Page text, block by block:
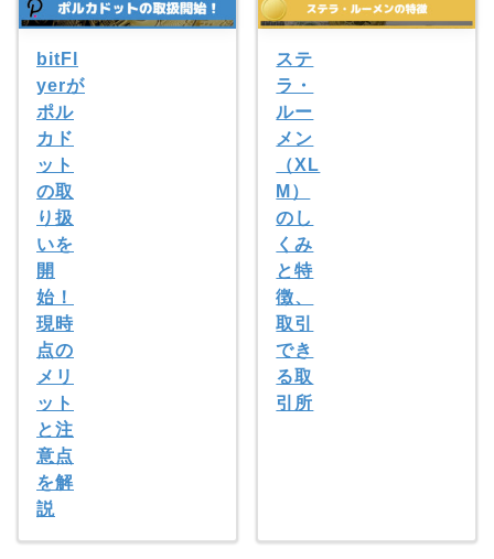
bitFl
yerが
ポル
カド
ット
の取
り扱
いを
開
始！
現時
点の
メリ
ット
と注
意点
を解
説
ステ
ラ・
ルー
メン
（XL
M）
のし
くみ
と特
徴、
取引
でき
る取
引所